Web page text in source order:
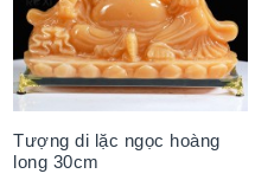
Tượng di lặc ngọc hoàng
long 30cm